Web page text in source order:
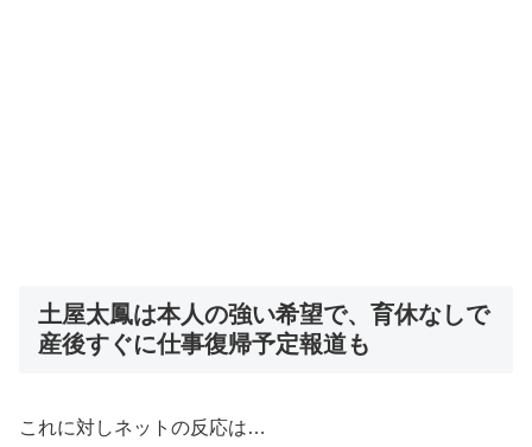
土屋太鳳は本人の強い希望で、育休なしで
産後すぐに仕事復帰予定報道も
これに対しネットの反応は…